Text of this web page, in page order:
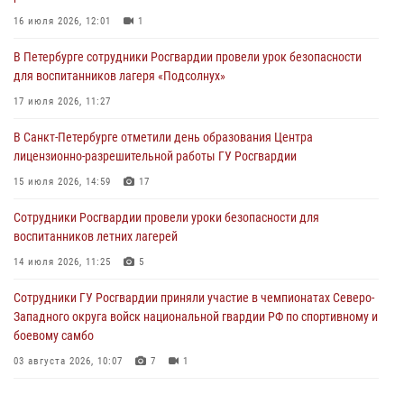
06 августа 2026, 11:36
Сотрудники и военнослужащие Росгвардии обеспечили
правопорядок при проведении матча "Зенит" - "Балтика"
06 августа 2026, 07:30
В Выборгском районе наряд Росгвардии обнаружил
разыскиваемый преступный автотранспорт
05 августа 2026, 12:25 2
Петербургские росгвардейцы обнаружили объявленный в розыск
автомобиль, ранее использовавшийся при совершении кражи в
Ленобласти
16 июля 2026, 12:01 1
В Петербурге сотрудники Росгвардии провели урок безопасности
для воспитанников лагеря «Подсолнух»
17 июля 2026, 11:27
В Санкт-Петербурге отметили день образования Центра
лицензионно-разрешительной работы ГУ Росгвардии
15 июля 2026, 14:59 17
Сотрудники Росгвардии провели уроки безопасности для
воспитанников летних лагерей
14 июля 2026, 11:25 5
Сотрудники ГУ Росгвардии приняли участие в чемпионатах Северо-
Западного округа войск национальной гвардии РФ по спортивному и
боевому самбо
03 августа 2026, 10:07 7 1